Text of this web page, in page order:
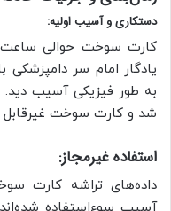
دستکاری و آسیب اولیه:
یادگار امام سر
به طور فیزیکی آسیب
شد و کارت سوخت غیرقابل
استفاده غیرمجاز:
داده‌های تراشه کارت